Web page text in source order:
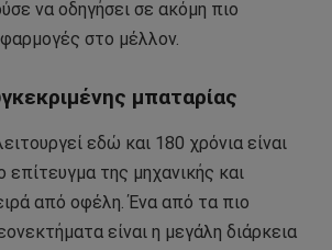
να οδηγήσει σε ακόμη πιο
στο μέλλον.
μπαταρίας
εδώ και 180 χρόνια είναι
επίτευγμα της μηχανικής και
από οφέλη. Ένα από τα πιο
είναι η μεγάλη διάρκεια